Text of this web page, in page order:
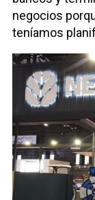
negocios
teníamos